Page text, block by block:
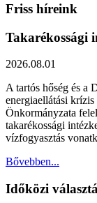
Friss híreink
Takarékossági
2026.08.01
A tartós hőség és a
energiaellátási
Önkormányzata
takarékossági
vízfogyasztás
Bővebben...
Időközi